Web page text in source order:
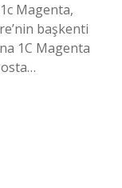
Magenta,
başkenti
1C Magenta